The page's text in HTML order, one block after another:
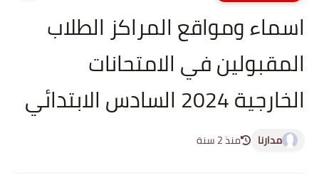
اسماء ومواقع المراكز الطلاب
المقبولين في الامتحانات
الخارجية 2024 السادس الابتدائي
مدارنا منذ 2 سنة